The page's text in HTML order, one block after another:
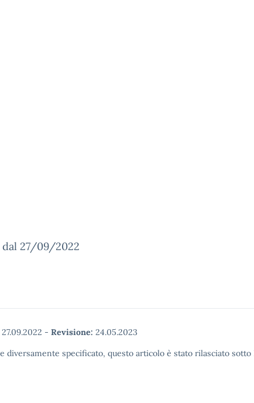
27/09/2022
27.09.2022 - Revisione: 24.05.2023
diversamente specificato, questo articolo è stato rilasciato